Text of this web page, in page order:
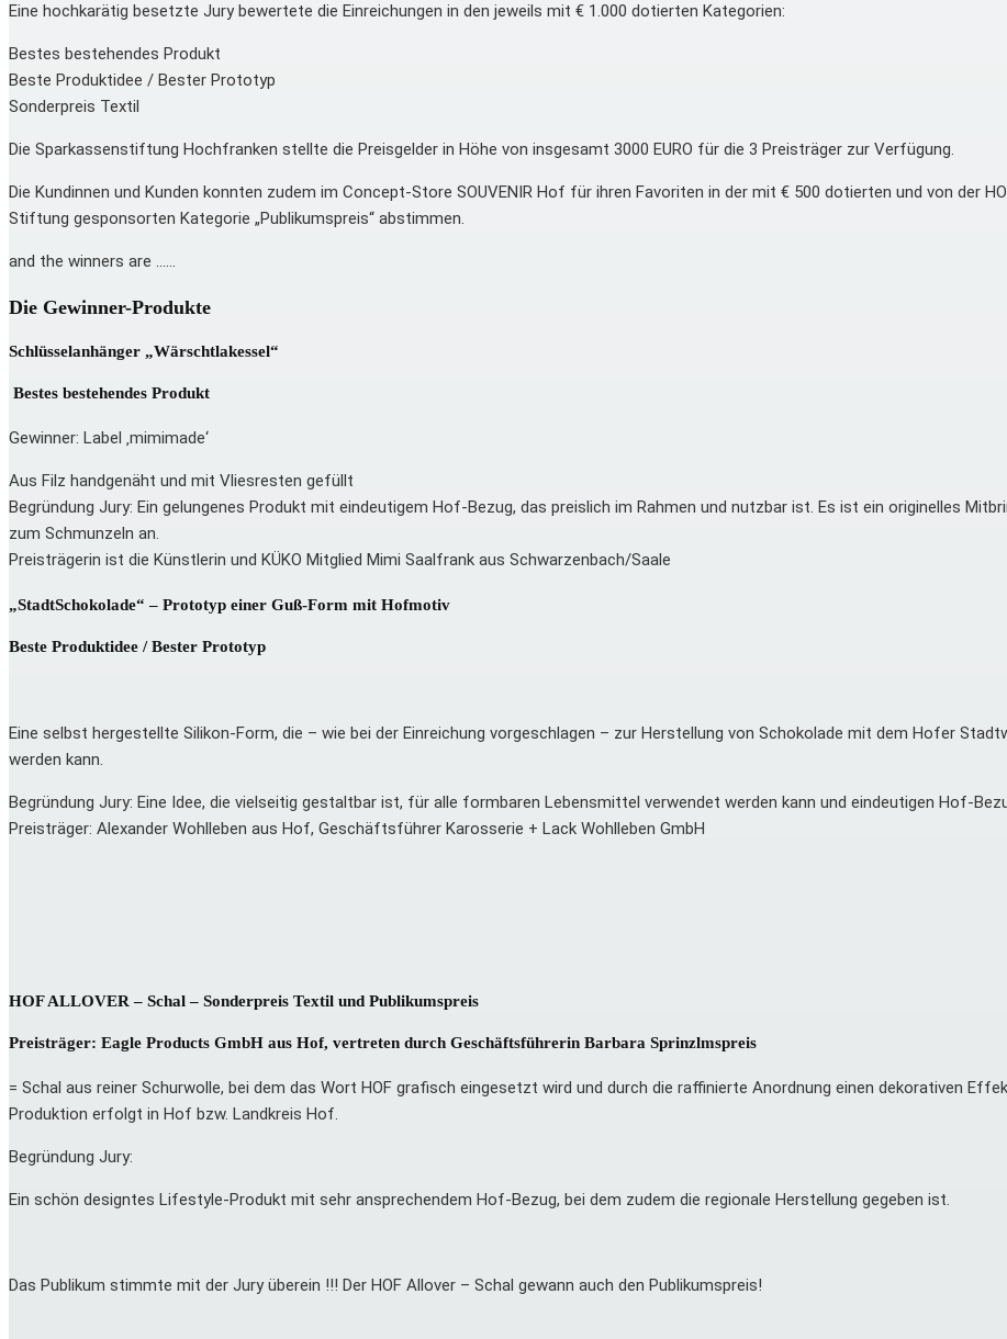
Eine hochkarätig besetzte Jury bewertete die Einreichungen in den jeweils mit € 1.000 dotierten Kategorien:
Bestes bestehendes Produkt
Beste Produktidee / Bester Prototyp
Sonderpreis Textil
Die Sparkassenstiftung Hochfranken stellte die Preisgelder in Höhe von insgesamt 3000 EURO für die 3 Preisträger zur Verfügung.
Die Kundinnen und Kunden konnten zudem im Concept-Store SOUVENIR Hof für ihren Favoriten in der mit € 500 dotierten und von der
Stiftung gesponsorten Kategorie „Publikumspreis“ abstimmen.
and the winners are ……
Die Gewinner-Produkte
Schlüsselanhänger „Wärschtlakessel“
Bestes bestehendes Produkt
Gewinner: Label ‚mimimade‘
Aus Filz handgenäht und mit Vliesresten gefüllt
Begründung Jury: Ein gelungenes Produkt mit eindeutigem Hof-Bezug, das preislich im Rahmen und nutzbar ist. Es ist ein originelles
zum Schmunzeln an.
Preisträgerin ist die Künstlerin und KÜKO Mitglied Mimi Saalfrank aus Schwarzenbach/Saale
„StadtSchokolade“ – Prototyp einer Guß-Form mit Hofmotiv
Beste Produktidee / Bester Prototyp
Eine selbst hergestellte Silikon-Form, die – wie bei der Einreichung vorgeschlagen – zur Herstellung von Schokolade mit dem Hofer
werden kann.
Begründung Jury: Eine Idee, die vielseitig gestaltbar ist, für alle formbaren Lebensmittel verwendet werden kann und eindeutigen Hof-
Preisträger: Alexander Wohlleben aus Hof, Geschäftsführer Karosserie + Lack Wohlleben GmbH
HOF ALLOVER – Schal – Sonderpreis Textil und Publikumspreis
Preisträger: Eagle Products GmbH aus Hof, vertreten durch Geschäftsführerin Barbara Sprinzlmspreis
= Schal aus reiner Schurwolle, bei dem das Wort HOF grafisch eingesetzt wird und durch die raffinierte Anordnung einen dekorativen
Produktion erfolgt in Hof bzw. Landkreis Hof.
Begründung Jury:
Ein schön designtes Lifestyle-Produkt mit sehr ansprechendem Hof-Bezug, bei dem zudem die regionale Herstellung gegeben ist.
Das Publikum stimmte mit der Jury überein !!! Der HOF Allover – Schal gewann auch den Publikumspreis!